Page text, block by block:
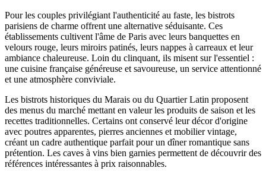
Pour les couples privilégiant l'authenticité au faste, les bistrots
parisiens de charme offrent une alternative séduisante. Ces
établissements cultivent l'âme de Paris avec leurs banquettes en
velours rouge, leurs miroirs patinés, leurs nappes à carreaux et leur
ambiance chaleureuse. Loin du clinquant, ils misent sur l'essentiel :
une cuisine française généreuse et savoureuse, un service attentionné
et une atmosphère conviviale.
Les bistrots historiques du Marais ou du Quartier Latin proposent
des menus du marché mettant en valeur les produits de saison et les
recettes traditionnelles. Certains ont conservé leur décor d'origine
avec poutres apparentes, pierres anciennes et mobilier vintage,
créant un cadre authentique parfait pour un dîner romantique sans
prétention. Les caves à vins bien garnies permettent de découvrir des
références intéressantes à prix raisonnables.